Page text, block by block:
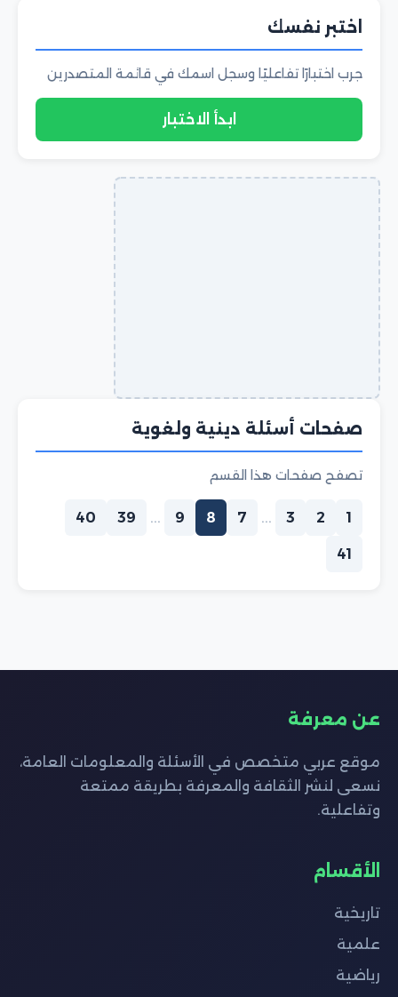
اختبر نفسك
جرب اختبارًا تفاعليًا وسجل اسمك في قائمة المتصدرين
ابدأ الاختبار
صفحات أسئلة دينية ولغوية
تصفح صفحات هذا القسم
1
2
3
...
7
8
9
...
39
40
41
عن معرفة
موقع عربي متخصص في الأسئلة والمعلومات العامة،
نسعى لنشر الثقافة والمعرفة بطريقة ممتعة
وتفاعلية.
الأقسام
تاريخية
علمية
رياضية